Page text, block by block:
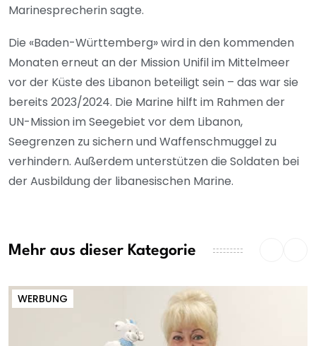
Marinesprecherin sagte.
Die «Baden-Württemberg» wird in den kommenden
Monaten erneut an der Mission Unifil im Mittelmeer
vor der Küste des Libanon beteiligt sein – das war sie
bereits 2023/2024. Die Marine hilft im Rahmen der
UN-Mission im Seegebiet vor dem Libanon,
Seegrenzen zu sichern und Waffenschmuggel zu
verhindern. Außerdem unterstützen die Soldaten bei
der Ausbildung der libanesischen Marine.
Mehr aus dieser Kategorie
WERBUNG